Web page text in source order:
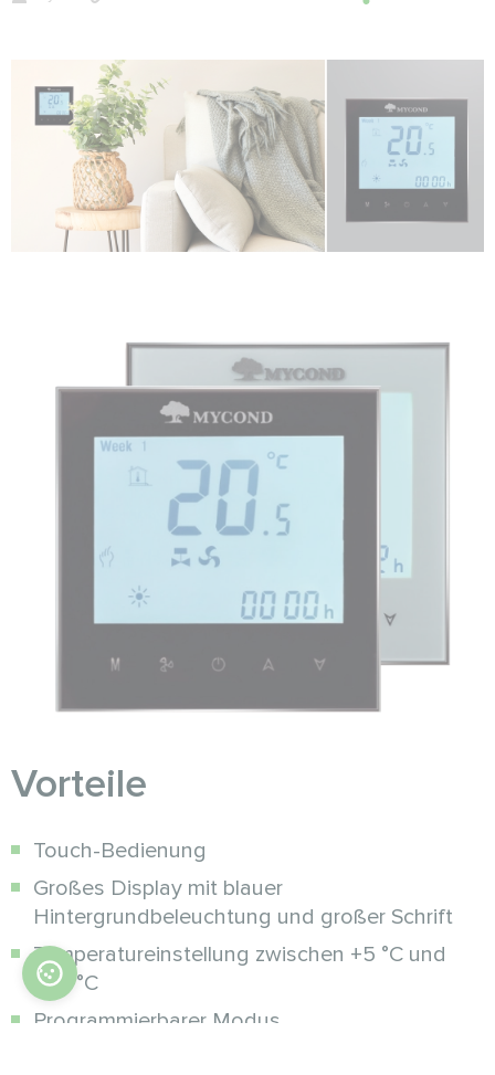
Vorteile
Touch-Bedienung
Großes Display mit blauer
Hintergrundbeleuchtung und großer Schrift
Temperatureinstellung zwischen +5 °C und
+35 °C
Programmierbarer Modus